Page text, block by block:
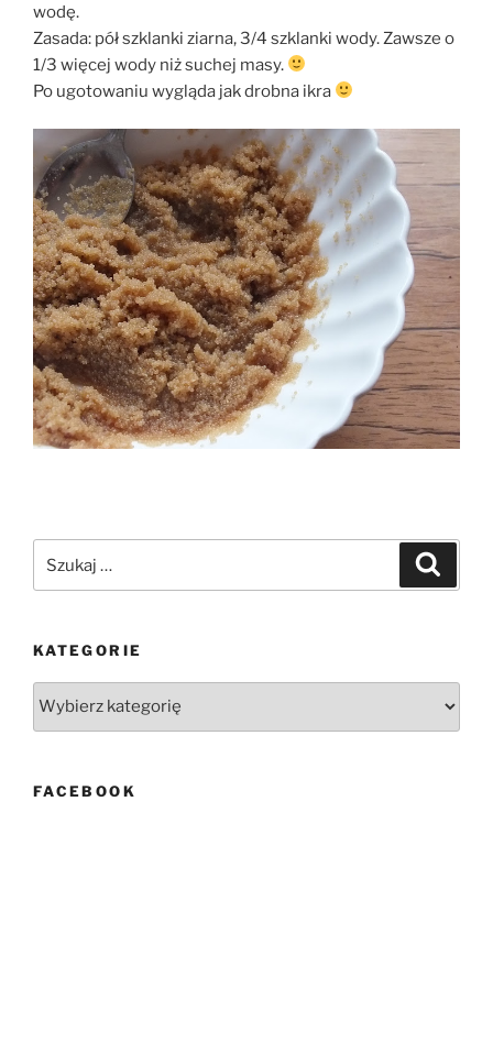
wodę.
Zasada: pół szklanki ziarna, 3/4 szklanki wody. Zawsze o
1/3 więcej wody niż suchej masy.
Po ugotowaniu wygląda jak drobna ikra
KATEGORIE
FACEBOOK